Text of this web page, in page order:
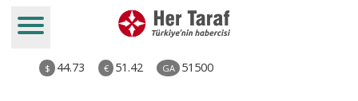
$ 44.73 € 51.42 GA 51500